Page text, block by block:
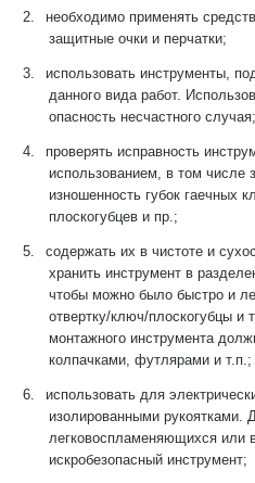
2.
необходимо применять
защитные очки и перчатки;
3.
использовать инструменты,
данного вида работ.
опасность несчастного случая;
4.
проверять исправность
использованием, в том числе
изношенность губок гаечных
плоскогубцев и пр.;
5.
содержать их в чистоте и
хранить инструмент в
чтобы можно было быстро и
отвертку/ключ/плоскогубцы и
монтажного инструмента
колпачками, футлярами и т.п.;
6.
использовать для
изолированными рукоятками.
легковоспламеняющихся или
искробезопасный инструмент;